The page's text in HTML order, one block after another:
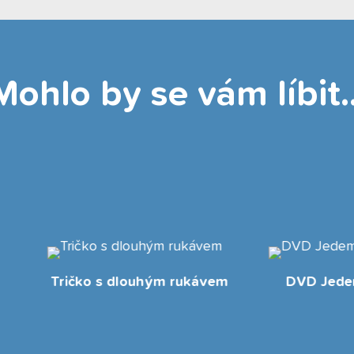
by se vám
Jedeme na výlet! Kelímek Štístko a